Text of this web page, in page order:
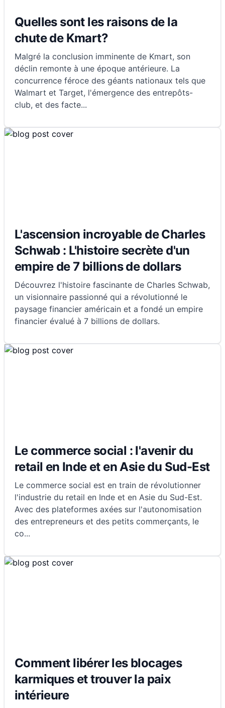
Quelles sont les raisons de la
chute de Kmart?
Malgré la conclusion imminente de Kmart, son
déclin remonte à une époque antérieure. La
concurrence féroce des géants nationaux tels que
Walmart et Target, l'émergence des entrepôts-
club, et des facte...
L'ascension incroyable de Charles
Schwab : L'histoire secrète d'un
empire de 7 billions de dollars
Découvrez l'histoire fascinante de Charles Schwab,
un visionnaire passionné qui a révolutionné le
paysage financier américain et a fondé un empire
financier évalué à 7 billions de dollars.
Le commerce social : l'avenir du
retail en Inde et en Asie du Sud-Est
Le commerce social est en train de révolutionner
l'industrie du retail en Inde et en Asie du Sud-Est.
Avec des plateformes axées sur l'autonomisation
des entrepreneurs et des petits commerçants, le
co...
Comment libérer les blocages
karmiques et trouver la paix
intérieure